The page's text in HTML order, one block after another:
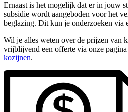
Ernaast is het mogelijk dat er in jouw
subsidie wordt aangeboden voor het
beglazing. Dit kun je onderzoeken via
Wil je alles weten over de prijzen van
vrijblijvend een offerte via onze
kozijnen.